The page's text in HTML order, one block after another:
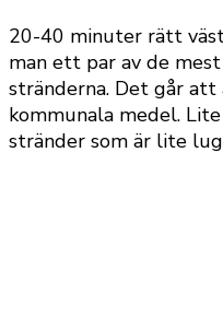
20-40 minuter rätt
man ett par av de mest
stränderna. Det går att
kommunala medel.
stränder som är lite